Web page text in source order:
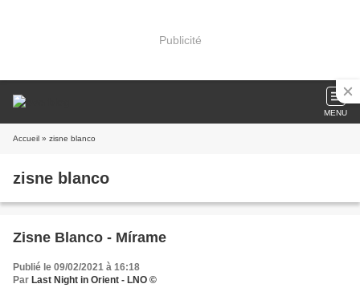
Publicité
MENU
Accueil » zisne blanco
zisne blanco
Zisne Blanco - Mírame
Publié le 09/02/2021 à 16:18
Par Last Night in Orient - LNO ©